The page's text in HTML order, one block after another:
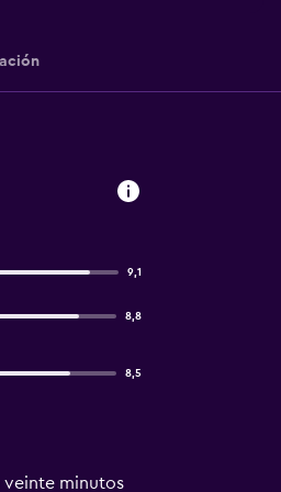
9,1
8,8
8,5
veinte minutos